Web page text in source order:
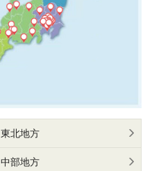
東北地方
中部地方